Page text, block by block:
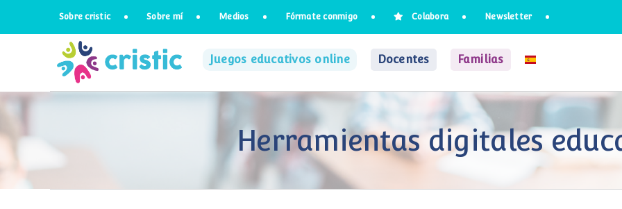
Sobre cristic Sobre mí Medios Fórmate conmigo Colabora Newsletter
Juegos educativos online Docentes Familias
Herramientas digitales